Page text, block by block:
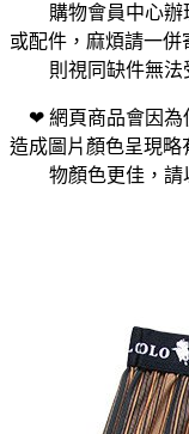
購物會員中心
或配件，麻煩請一併
則視同缺件無法
❤ 網頁商品會因為
造成圖片顏色呈現略
物顏色更佳，請